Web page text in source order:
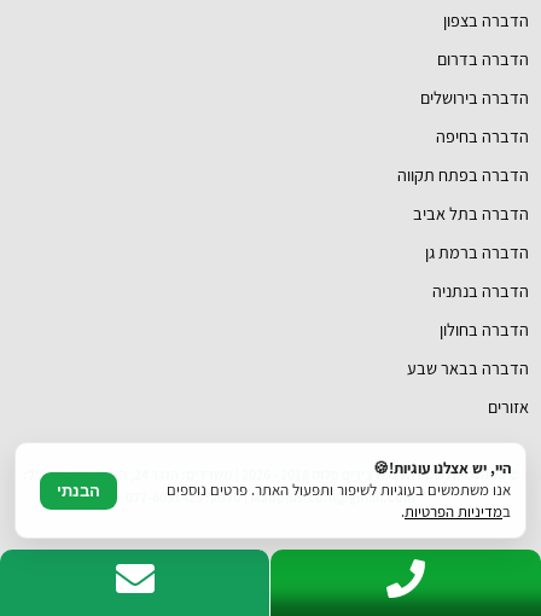
הדברה בצפון
הדברה בדרום
הדברה בירושלים
הדברה בחיפה
הדברה בפתח תקווה
הדברה בתל אביב
הדברה ברמת גן
הדברה בנתניה
הדברה בחולון
הדברה בבאר שבע
אזורים
© כל הזכויות שמורות למדבירים פלוס 2018 - 2026 | משרדים: הנגר 24, הוד השרון | דוא"ל:
Madplus.co.il@gmail.com | טלפון: 077-6051425
היי, יש אצלנו עוגיות!🍪
אנו משתמשים בעוגיות לשיפור ותפעול האתר. פרטים נוספים
במדיניות הפרטיות.
הבנתי